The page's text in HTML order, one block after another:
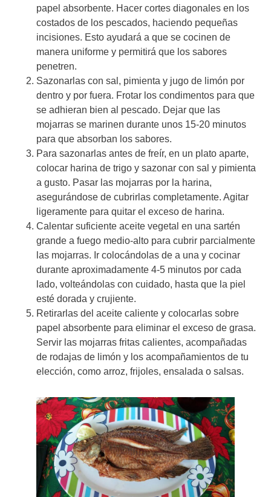
papel absorbente. Hacer cortes diagonales en los
costados de los pescados, haciendo pequeñas
incisiones. Esto ayudará a que se cocinen de
manera uniforme y permitirá que los sabores
penetren.
Sazonarlas con sal, pimienta y jugo de limón por
dentro y por fuera. Frotar los condimentos para que
se adhieran bien al pescado. Dejar que las
mojarras se marinen durante unos 15-20 minutos
para que absorban los sabores.
Para sazonarlas antes de freír, en un plato aparte,
colocar harina de trigo y sazonar con sal y pimienta
a gusto. Pasar las mojarras por la harina,
asegurándose de cubrirlas completamente. Agitar
ligeramente para quitar el exceso de harina.
Calentar suficiente aceite vegetal en una sartén
grande a fuego medio-alto para cubrir parcialmente
las mojarras. Ir colocándolas de a una y cocinar
durante aproximadamente 4-5 minutos por cada
lado, volteándolas con cuidado, hasta que la piel
esté dorada y crujiente.
Retirarlas del aceite caliente y colocarlas sobre
papel absorbente para eliminar el exceso de grasa.
Servir las mojarras fritas calientes, acompañadas
de rodajas de limón y los acompañamientos de tu
elección, como arroz, frijoles, ensalada o salsas.